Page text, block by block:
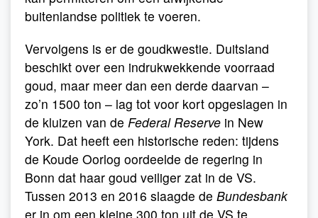
buitenlandse politiek te voeren.
Vervolgens is er de goudkwestie. Duitsland
beschikt over een indrukwekkende voorraad
goud, maar meer dan een derde daarvan –
zo’n 1500 ton – lag tot voor kort opgeslagen in
de kluizen van de Federal Reserve in New
York. Dat heeft een historische reden: tijdens
de Koude Oorlog oordeelde de regering in
Bonn dat haar goud veiliger zat in de VS.
Tussen 2013 en 2016 slaagde de Bundesbank
er in om een kleine 300 ton uit de VS te